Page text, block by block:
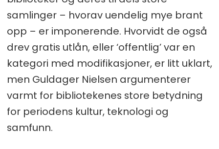
samlinger – hvorav uendelig mye brant
opp – er imponerende. Hvorvidt de også
drev gratis utlån, eller ‘offentlig’ var en
kategori med modifikasjoner, er litt uklart,
men Guldager Nielsen argumenterer
varmt for bibliotekenes store betydning
for periodens kultur, teknologi og
samfunn.